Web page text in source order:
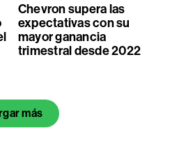
Chevron supera las
expectativas con su
mayor ganancia
trimestral desde 2022
más